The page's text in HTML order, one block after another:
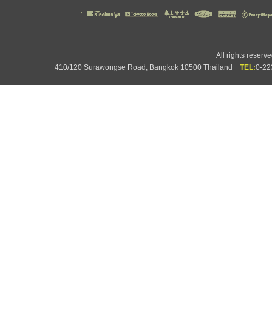
All rights
410/120 Surawongse Road, Bangkok 10500 Thailand TEL:0-